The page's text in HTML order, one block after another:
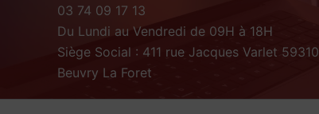
03 74 09 17 13
Du Lundi au Vendredi de 09H à 18H
Siège Social : 411 rue Jacques Varlet 59310
Beuvry La Foret